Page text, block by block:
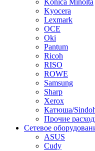
Konica Minolta
Kyocera
Lexmark
OCE
Oki
Pantum
Ricoh
RISO
ROWE
Samsung
Sharp
Xerox
Катюша/
Прочие
Сетевое
ASUS
Cudy